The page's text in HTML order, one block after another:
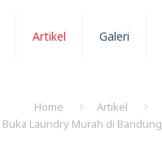
Artikel Galeri
Home
Artikel
Buka Laundry Murah di Bandung